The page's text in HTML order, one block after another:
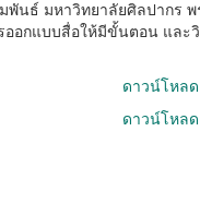
พันธ์ มหาวิทยาลัยศิลปากร
อกแบบสื่อให้มีขั้นตอน และ
ดาวน์โหลด
ดาวน์โหลด